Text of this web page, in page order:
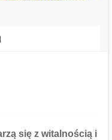
się z witalnością i